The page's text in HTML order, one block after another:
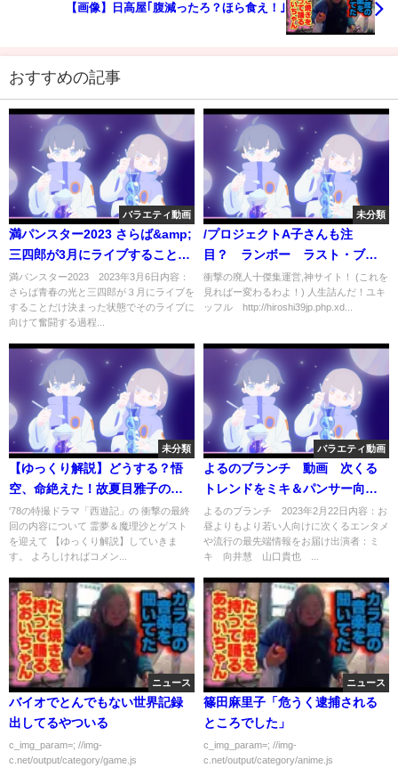
【画像】日高屋｢腹減ったろ？ほら食え！｣
おすすめの記事
バラエティ動画
満パンスター2023 さらば&amp;
三四郎が3月にライブすることだ
け決まっている番組 3月6日
満パンスター2023 2023年3月6日内容：
さらば青春の光と三四郎が３月にライブを
することだけ決まった状態でそのライブに
向けて奮闘する過程...
未分類
/プロジェクトA子さんも注
目？ ランボー ラスト・ブラ
ッド(吹替版) /感想戯言動画？.
一息つく動画？/
衝撃の廃人十傑集運営,神サイト！ (これを
見ればー変わるわよ！) 人生詰んだ！ユキ
ッフル http://hiroshi39jp.php.xd...
未分類
【ゆっくり解説】どうする？悟
空、命絶えた！故夏目雅子の三
蔵、衝撃の告白！悟空ら三人仲
間割れ！ドラマ西遊記【特撮】
感動ストーリー、衝撃の最終回
'78の特撮ドラマ「西遊記」の 衝撃の最終
回の内容について 霊夢＆魔理沙とゲスト
を迎えて 【ゆっくり解説】していきま
す。 よろしければコメン...
バラエティ動画
よるのブランチ 動画 次くる
トレンドをミキ＆パンサー向井
が紹介 2月22日
よるのブランチ 2023年2月22日内容：お
昼よりもより若い人向けに次くるエンタメ
や流行の最先端情報をお届け出演者：ミ
キ 向井慧 山口貴也 ...
ニュース
バイオでとんでもない世界記録
出してるやついる
c_img_param=; //img-
c.net/output/category/game.js
ニュース
篠田麻里子「危うく逮捕される
ところでした」
c_img_param=; //img-
c.net/output/category/anime.js